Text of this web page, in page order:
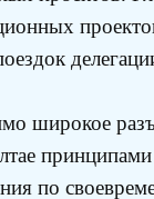
широкое
по